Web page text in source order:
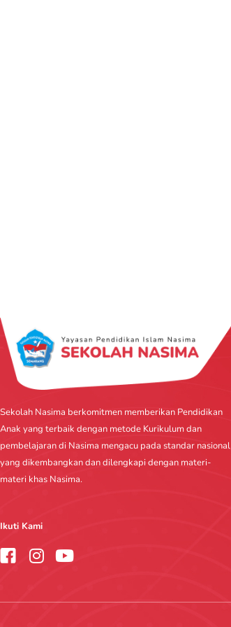
Sekolah Nasima berkomitmen memberikan Pendidikan
Anak yang terbaik dengan metode Kurikulum dan
pembelajaran di Nasima mengacu pada standar nasional
yang dikembangkan dan dilengkapi dengan materi-
materi khas Nasima.
Ikuti Kami
I
t
Y
t